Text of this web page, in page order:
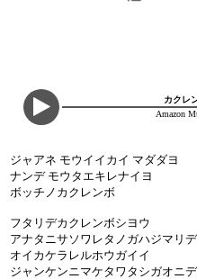
カクレ
Amazon
ジャアネ モウイイカイ マダダヨ
ナンデ モウタエキレナイヨ
ボッチノカクレンボ
フタリデカクレンボシヨウ
アナタニサソワレタノガハジマリデ
オイカケラレルホウガイイ
ジャンケンニマケタワタシガオニ